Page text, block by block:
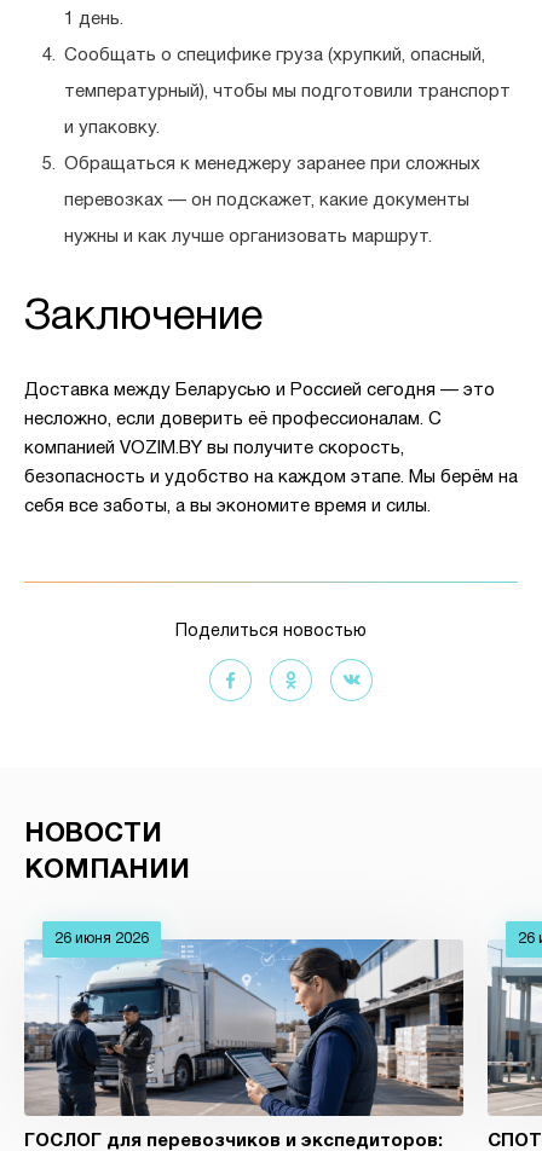
1 день.
Сообщать о специфике груза (хрупкий, опасный,
температурный), чтобы мы подготовили транспорт
и упаковку.
Обращаться к менеджеру заранее при сложных
перевозках — он подскажет, какие документы
нужны и как лучше организовать маршрут.
Заключение
Доставка между Беларусью и Россией сегодня — это
несложно, если доверить её профессионалам. С
компанией VOZIM.BY вы получите скорость,
безопасность и удобство на каждом этапе. Мы берём на
себя все заботы, а вы экономите время и силы.
Поделиться новостью
НОВОСТИ
КОМПАНИИ
26 июня 2026
ГОСЛОГ для перевозчиков и экспедиторов:
26
СПОТ